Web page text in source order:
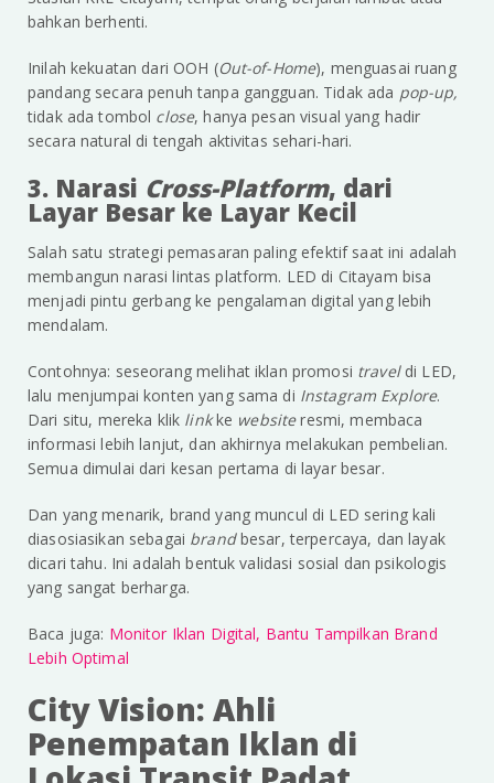
bahkan berhenti.
Inilah kekuatan dari OOH (Out-of-Home), menguasai ruang
pandang secara penuh tanpa gangguan. Tidak ada pop-up,
tidak ada tombol close, hanya pesan visual yang hadir
secara natural di tengah aktivitas sehari-hari.
3. Narasi Cross-Platform, dari
Layar Besar ke Layar Kecil
Salah satu strategi pemasaran paling efektif saat ini adalah
membangun narasi lintas platform. LED di Citayam bisa
menjadi pintu gerbang ke pengalaman digital yang lebih
mendalam.
Contohnya: seseorang melihat iklan promosi travel di LED,
lalu menjumpai konten yang sama di Instagram Explore.
Dari situ, mereka klik linkke websiteresmi, membaca
informasi lebih lanjut, dan akhirnya melakukan pembelian.
Semua dimulai dari kesan pertama di layar besar.
Dan yang menarik, brand yang muncul di LED sering kali
diasosiasikan sebagai brandbesar, terpercaya, dan layak
dicari tahu. Ini adalah bentuk validasi sosial dan psikologis
yang sangat berharga.
Baca juga: Monitor Iklan Digital, Bantu Tampilkan Brand
Lebih Optimal
City Vision: Ahli
Penempatan Iklan di